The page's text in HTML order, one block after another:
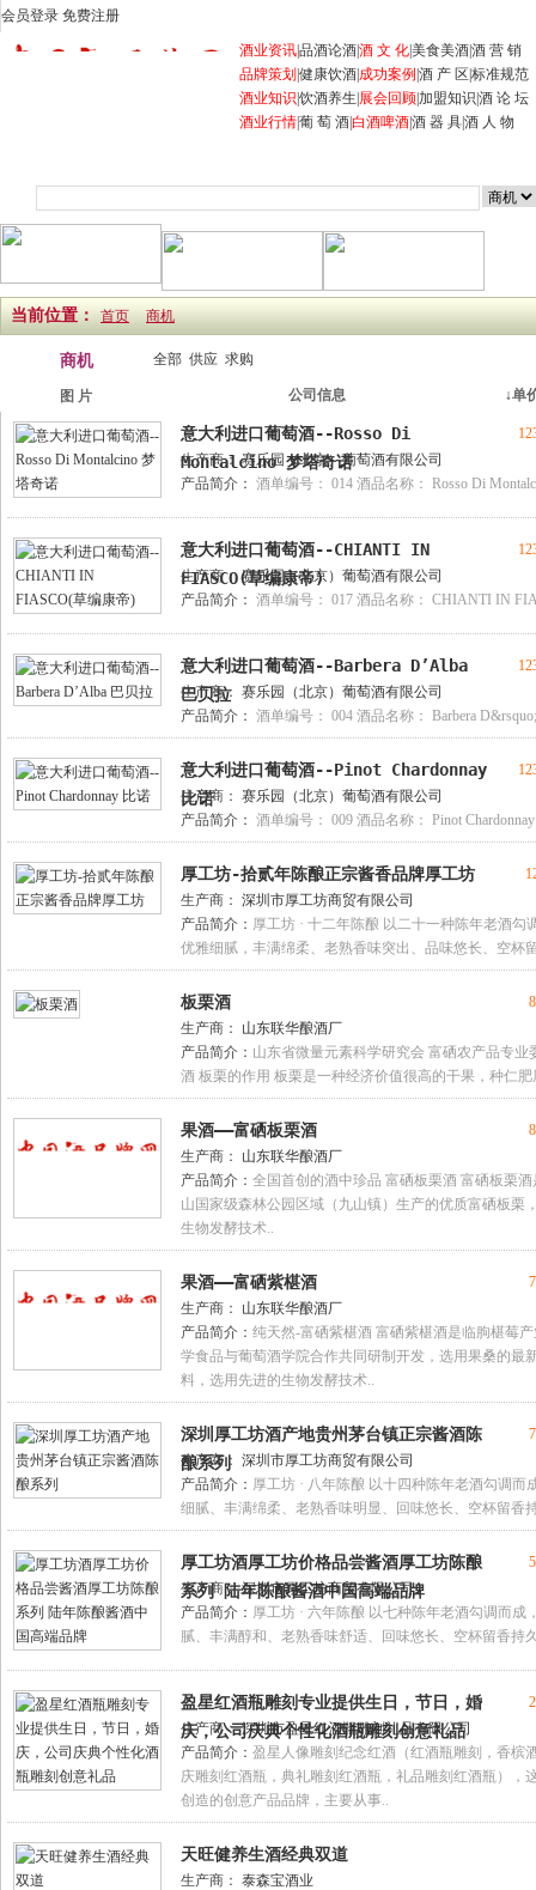
会员登录 免费注册
酒业资讯品酒论酒酒 文 化美食美酒酒 营 销
品牌策划 健康饮酒 成功案例 酒 产 区 标准规范
酒业知识 饮酒养生 展会回顾加盟知识 酒 论 坛
酒业行情葡 萄 酒白酒啤酒酒 器 具酒 人 物
当前位置： 首页 商机
商机 全部 供应 求购
图 片 公司信息 ↓单
意大利进口葡萄酒--Rosso Di
Montalcino 梦塔奇诺
生产商： 赛乐园（北京）葡萄酒有限公司
产品简介： 酒单编号： 014 酒品名称： Rosso Di
意大利进口葡萄酒--CHIANTI IN
FIASCO(草编康帝)
生产商： 赛乐园（北京）葡萄酒有限公司
产品简介： 酒单编号： 017 酒品名称： CHIANTI IN
意大利进口葡萄酒--Barbera D’Alba
巴贝拉
生产商： 赛乐园（北京）葡萄酒有限公司
产品简介： 酒单编号： 004 酒品名称： Barbera
意大利进口葡萄酒--Pinot Chardonnay
比诺
生产商： 赛乐园（北京）葡萄酒有限公司
产品简介： 酒单编号： 009 酒品名称： Pinot
厚工坊-拾贰年陈酿正宗酱香品牌厚工坊
生产商： 深圳市厚工坊商贸有限公司
产品简介： 厚工坊 · 十二年陈酿 以二十一种陈年老酒
优雅细腻，丰满绵柔、老熟香味突出、品味悠长、空杯
板栗酒
生产商：
山东联华酿酒厂
产品简介： 山东省微量元素科学研究会 富硒农产品专
酒 板栗的作用 板栗是一种经济价值很高的干果，种仁
果酒——富硒板栗酒
生产商：
山东联华酿酒厂
产品简介： 全国首创的酒中珍品 富硒板栗酒 富硒板栗
山国家级森林公园区域（九山镇）生产的优质富硒板栗
生物发酵技术..
果酒——富硒紫椹酒
生产商：
山东联华酿酒厂
产品简介： 纯天然-富硒紫椹酒 富硒紫椹酒是临朐椹莓
学食品与葡萄酒学院合作共同研制开发，选用果桑的
料，选用先进的生物发酵技术..
深圳厚工坊酒产地贵州茅台镇正宗酱酒陈
酿系列
生产商： 深圳市厚工坊商贸有限公司
产品简介： 厚工坊 · 八年陈酿 以十四种陈年老酒勾调
细腻、丰满绵柔、老熟香味明显、回味悠长、空杯留香
厚工坊酒厚工坊价格品尝酱酒厚工坊陈酿
系列 陆年陈酿酱酒中国高端品牌
生产商： 深圳市厚工坊商贸有限公司
产品简介： 厚工坊 · 六年陈酿 以七种陈年老酒勾调而
腻、丰满醇和、老熟香味舒适、回味悠长、空杯留香持
盈星红酒瓶雕刻专业提供生日，节日，婚
庆，公司庆典个性化酒瓶雕刻创意礼品
生产商： 深圳市盈星红酒瓶雕刻礼品有限公司
产品简介： 盈星人像雕刻纪念红酒（红酒瓶雕刻，香槟
庆雕刻红酒瓶，典礼雕刻红酒瓶，礼品雕刻红酒瓶），
创造的创意产品品牌，主要从事..
天旺健养生酒经典双道
生产商： 泰森宝酒业